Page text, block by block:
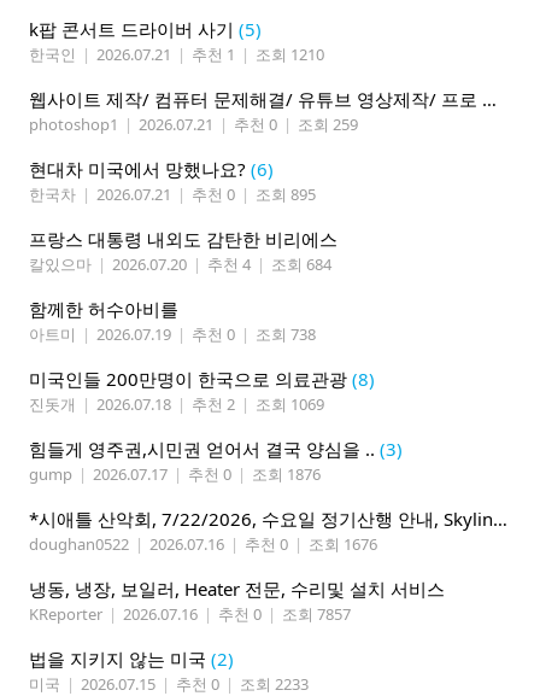
k팝 콘서트 드라이버 사기 (5)
한국인 | 2026.07.21 | 추천 1 | 조회 1210
웹사이트 제작/ 컴퓨터 문제해결/ 유튜브 영상제작/ 프로 사진촬영
photoshop1 | 2026.07.21 | 추천 0 | 조회 259
현대차 미국에서 망했나요? (6)
한국차 | 2026.07.21 | 추천 0 | 조회 895
프랑스 대통령 내외도 감탄한 비리에스
칼있으마 | 2026.07.20 | 추천 4 | 조회 684
함께한 허수아비를
아트미 | 2026.07.19 | 추천 0 | 조회 738
미국인들 200만명이 한국으로 의료관광 (8)
진돗개 | 2026.07.18 | 추천 2 | 조회 1069
힘들게 영주권,시민권 얻어서 결국 양심을 .. (3)
gump | 2026.07.17 | 추천 0 | 조회 1876
*시애틀 산악회, 7/22/2026, 수요일 정기산행 안내, Skyline Trail Loop(Mt. Rainier)*
doughan0522 | 2026.07.16 | 추천 0 | 조회 1676
냉동, 냉장, 보일러, Heater 전문, 수리및 설치 서비스
KReporter | 2026.07.16 | 추천 0 | 조회 7857
법을 지키지 않는 미국 (2)
미국 | 2026.07.15 | 추천 0 | 조회 2233